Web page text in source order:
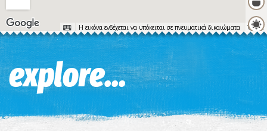
Η εικόνα ενδέχεται να υπόκειται σε πνευματικά δικαιώματα Όροι
explore...
Σημείο 7-Διαδρομή
του Ν. Καζαντζάκη